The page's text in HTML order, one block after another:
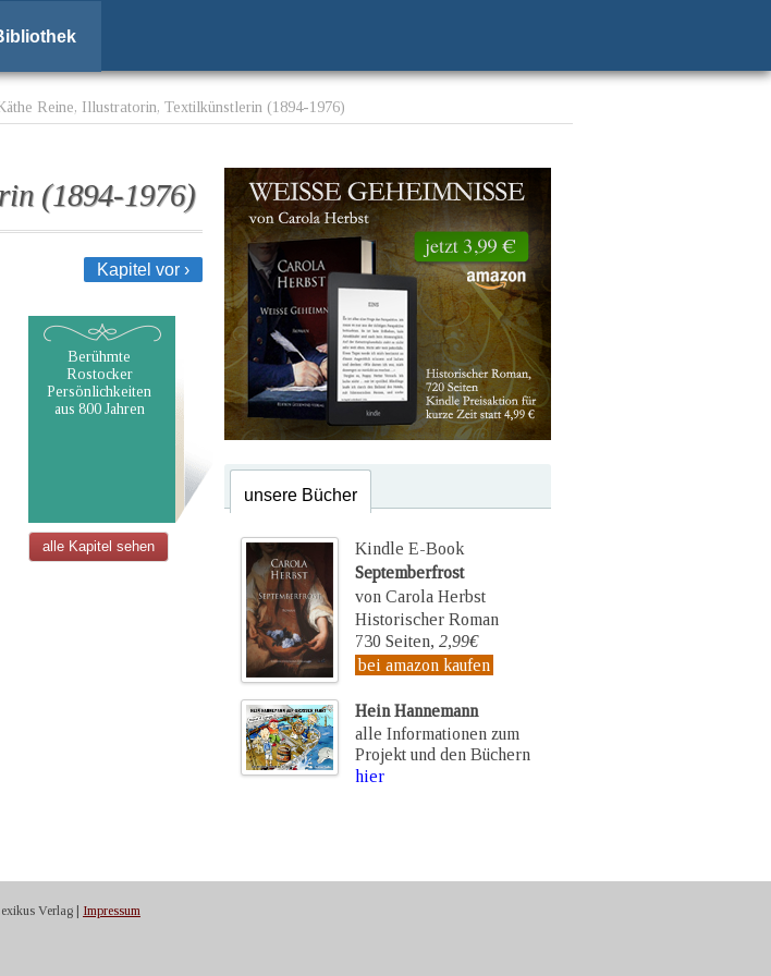
Reine, Illustratorin, Textilkünstlerin (1894-1976)
(1894-1976)
Kapitel vor ›
Berühmte
Rostocker
Persönlichkeiten
aus 800 Jahren
alle Kapitel sehen
unsere Bücher
Kindle E-Book
Septemberfrost
von Carola Herbst
Historischer Roman
730 Seiten, 2,99€
bei amazon kaufen
Hein Hannemann
alle Informationen zum
Projekt und den Büchern
hier
Verlag | Impressum